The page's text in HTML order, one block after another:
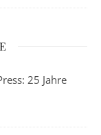
25 Jahre